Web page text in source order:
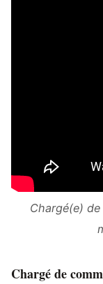
Chargé(e)
Chargé de